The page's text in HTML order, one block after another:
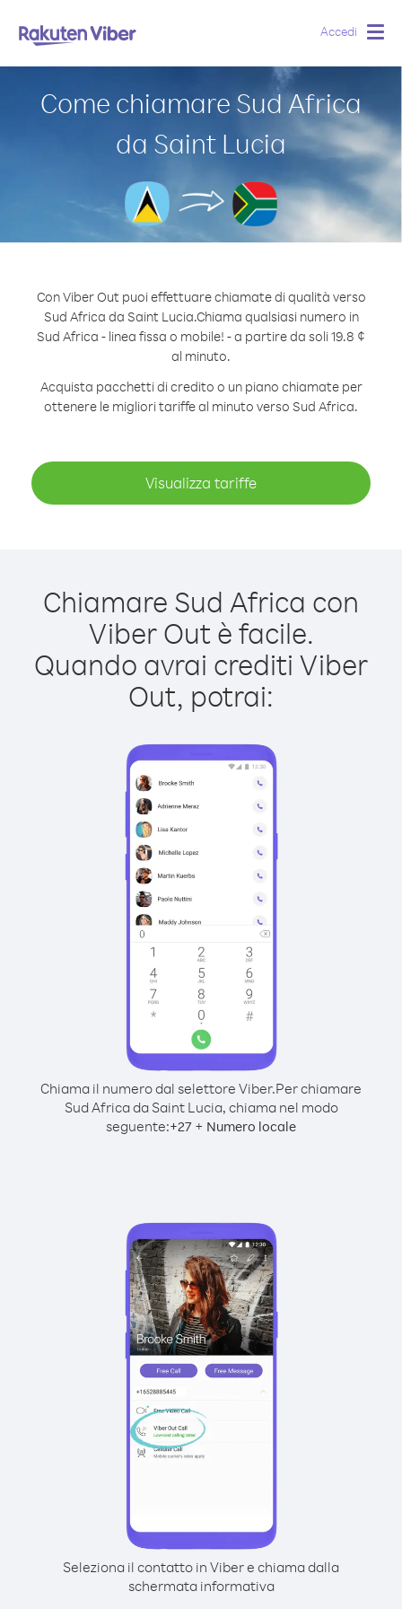
Accedi
Come chiamare Sud Africa
da Saint Lucia
Con Viber Out puoi effettuare chiamate di qualità verso
Sud Africa da Saint Lucia.Chiama qualsiasi numero in
Sud Africa - linea fissa o mobile! - a partire da soli 19.8 ¢
al minuto.
Acquista pacchetti di credito o un piano chiamate per
ottenere le migliori tariffe al minuto verso Sud Africa.
Visualizza tariffe
Chiamare Sud Africa con
Viber Out è facile.
Quando avrai crediti Viber
Out, potrai:
Chiama il numero dal selettore Viber.Per chiamare
Sud Africa da Saint Lucia, chiama nel modo
seguente:+27 + Numero locale
Seleziona il contatto in Viber e chiama dalla
schermata informativa